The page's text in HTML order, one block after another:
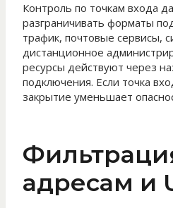
Контроль по точкам входа
разграничивать форматы
трафик, почтовые сервисы,
дистанционное
ресурсы действуют через
подключения. Если точка
закрытие уменьшает
адресам и